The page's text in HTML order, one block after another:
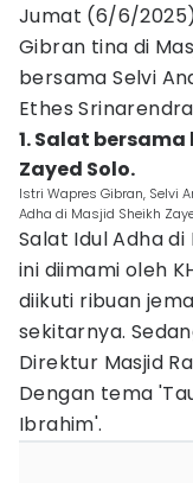
Jumat (6/6/
Gibran tina di
bersama Selvi
Ethes
1. Salat
Zayed Solo.
Istri Wapres Gibran, Selvi
Adha di Masjid Sheikh
Salat Idul Adha di
ini diimami oleh
diikuti ribuan
sekitarnya.
Direktur Masjid
Dengan tema
Ibrahim'.